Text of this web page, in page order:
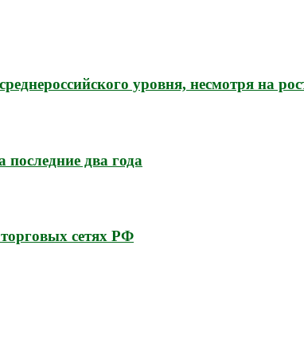
уровня, несмотря на
два года
сетях РФ